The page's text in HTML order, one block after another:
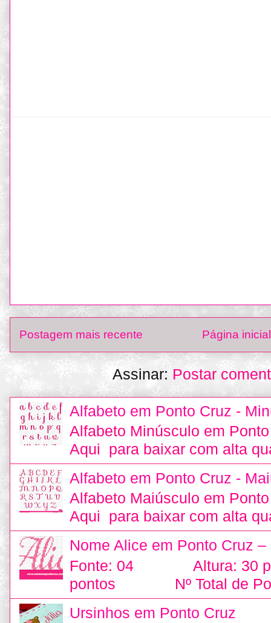
Postagem mais recente Página inicial
Assinar: Postar
Alfabeto em Ponto Cruz -
Alfabeto Minúsculo em
Aqui para baixar com alta
Alfabeto em Ponto Cruz -
Alfabeto Maiúsculo em
Aqui para baixar com alta
Nome Alice em Ponto Cruz –
Fonte: 04 Altura: 30
pontos Nº Total de
Ursinhos em Ponto Cruz